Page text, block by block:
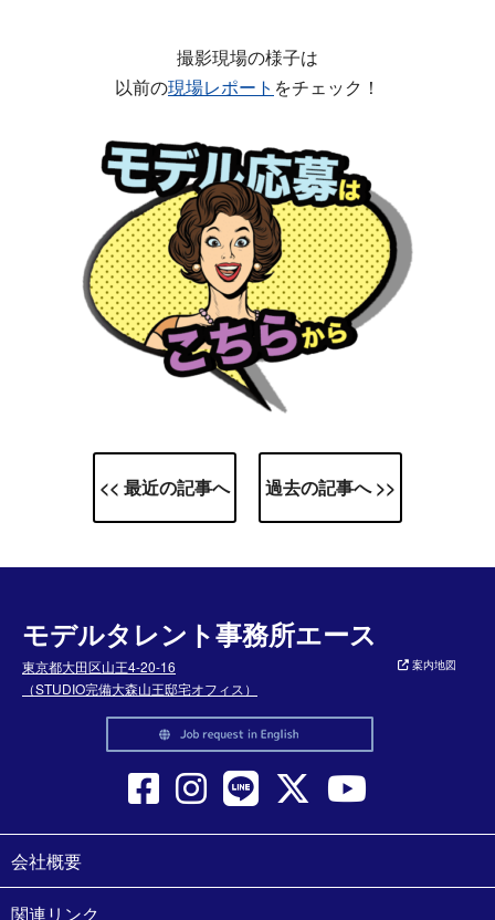
撮影現場の様子は
以前の現場レポート をチェック！
<< 最近の記事へ 過去の記事へ >>
モデルタレント事務所エース
東京都大田区山王4-20-16
（STUDIO完備大森山王邸宅オフィス）
案内地図
会社概要
関連リンク